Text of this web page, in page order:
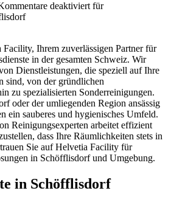
deaktiviertfür
Ihrem zuverlässigen Partner für
in der gesamten Schweiz. Wir
Dienstleistungen, die speziell auf Ihre
sind, von der gründlichen
zu spezialisierten Sonderreinigungen.
oder der umliegenden Region ansässig
ein sauberes und hygienisches Umfeld.
Reinigungsexperten arbeitet effizient
dass Ihre Räumlichkeiten stets in
Sie auf Helvetia Facility für
in Schöfflisdorf und Umgebung.
in Schöfflisdorf